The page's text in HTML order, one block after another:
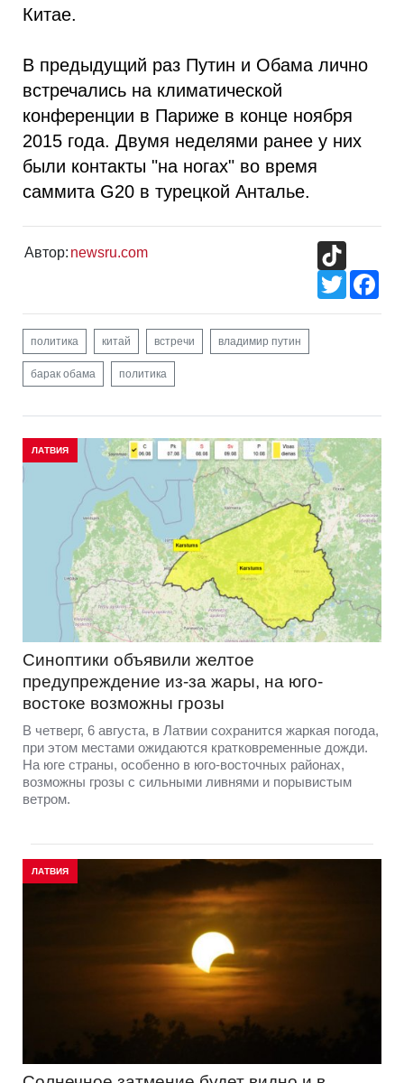
Китае.
В предыдущий раз Путин и Обама лично
встречались на климатической
конференции в Париже в конце ноября
2015 года. Двумя неделями ранее у них
были контакты "на ногах" во время
саммита G20 в турецкой Анталье.
Автор: newsru.com
Twitter
политика китай встречи владимир путин
барак обама политика
ЛАТВИЯ
Синоптики объявили желтое
предупреждение из-за жары, на юго-
востоке возможны грозы
В четверг, 6 августа, в Латвии сохранится жаркая погода,
при этом местами ожидаются кратковременные дожди.
На юге страны, особенно в юго-восточных районах,
возможны грозы с сильными ливнями и порывистым
ветром.
ЛАТВИЯ